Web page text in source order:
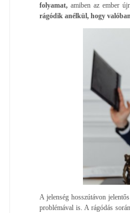
folyamat, amiben az ember
rágódik anélkül, hogy
A jelenség hosszútávon
problémával is. A rágódás